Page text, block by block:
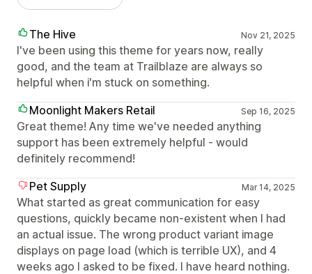
The Hive Nov 21, 2025
I've been using this theme for years now, really
good, and the team at Trailblaze are always so
helpful when i'm stuck on something.
Moonlight Makers Retail
Sep 16, 2025
Great theme! Any time we've needed anything
support has been extremely helpful - would
definitely recommend!
Pet Supply
Mar 14, 2025
What started as great communication for easy
questions, quickly became non-existent when I had
an actual issue. The wrong product variant image
displays on page load (which is terrible UX), and 4
weeks ago I asked to be fixed. I have heard nothing.